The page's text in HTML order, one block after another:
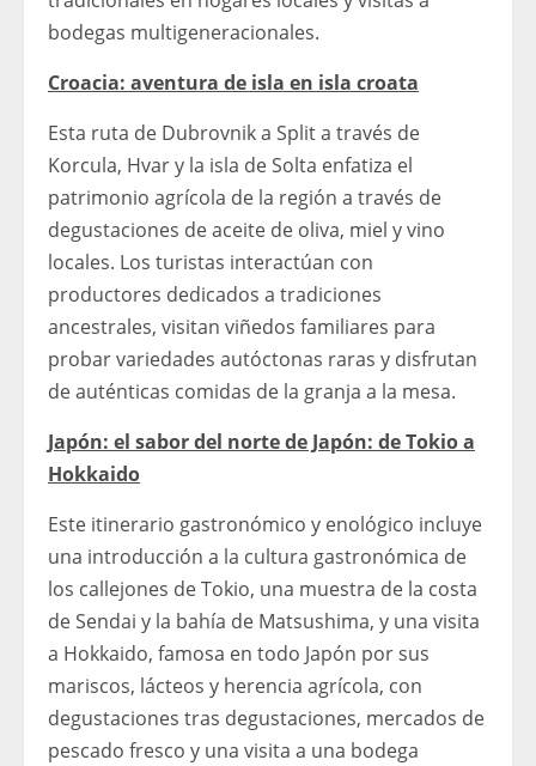
bodegas multigeneracionales.
Croacia: aventura de isla en isla croata
Esta ruta de Dubrovnik a Split a través de
Korcula, Hvar y la isla de Solta enfatiza el
patrimonio agrícola de la región a través de
degustaciones de aceite de oliva, miel y vino
locales. Los turistas interactúan con
productores dedicados a tradiciones
ancestrales, visitan viñedos familiares para
probar variedades autóctonas raras y disfrutan
de auténticas comidas de la granja a la mesa.
Japón: el sabor del norte de Japón: de Tokio a
Hokkaido
Este itinerario gastronómico y enológico incluye
una introducción a la cultura gastronómica de
los callejones de Tokio, una muestra de la costa
de Sendai y la bahía de Matsushima, y ​​una visita
a Hokkaido, famosa en todo Japón por sus
mariscos, lácteos y herencia agrícola, con
degustaciones tras degustaciones, mercados de
pescado fresco y una visita a una bodega